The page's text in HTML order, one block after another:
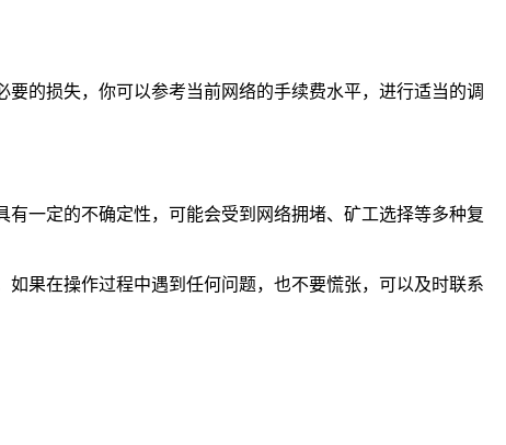
的损失，你可以参考当前网络的手续费水平，进行适当的调
一定的不确定性，可能会受到网络拥堵、矿工选择等多种复
果在操作过程中遇到任何问题，也不要慌张，可以及时联系